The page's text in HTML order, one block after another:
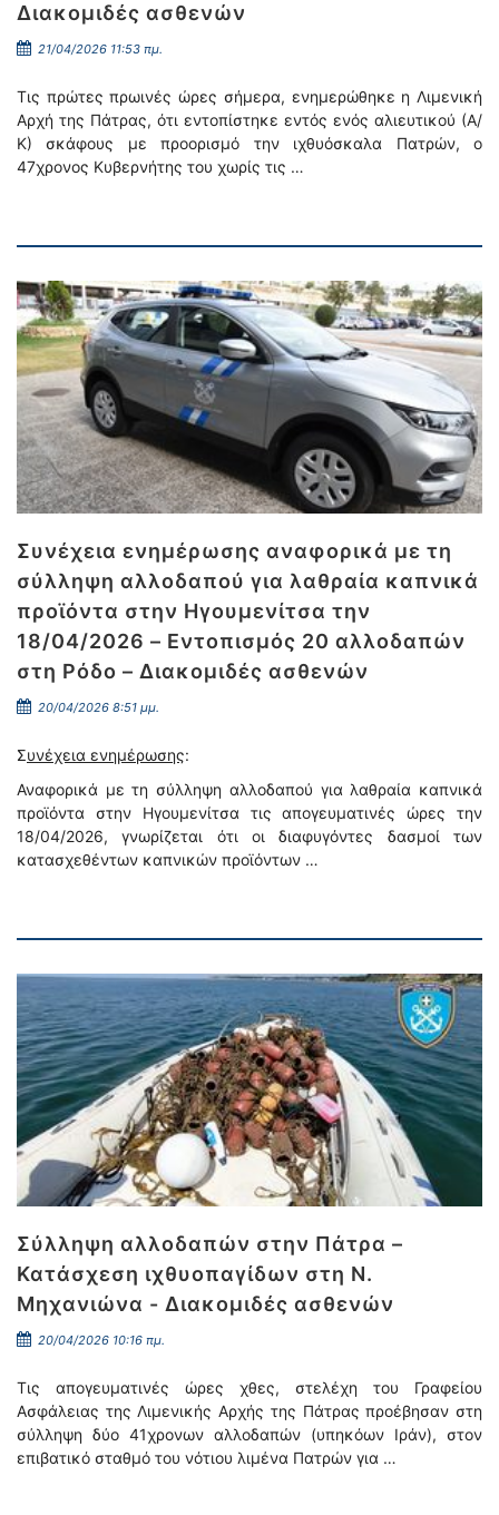
Διακομιδές ασθενών
21/04/2026 11:53 πμ.
Τις πρώτες πρωινές ώρες σήμερα, ενημερώθηκε η Λιμενική
Αρχή της Πάτρας, ότι εντοπίστηκε εντός ενός αλιευτικού (Α/
Κ) σκάφους με προορισμό την ιχθυόσκαλα Πατρών, ο
47χρονος Κυβερνήτης του χωρίς τις …
Συνέχεια ενημέρωσης αναφορικά με τη
σύλληψη αλλοδαπού για λαθραία καπνικά
προϊόντα στην Ηγουμενίτσα την
18/04/2026 – Εντοπισμός 20 αλλοδαπών
στη Ρόδο – Διακομιδές ασθενών
20/04/2026 8:51 μμ.
Συνέχεια ενημέρωσης:
Αναφορικά με τη σύλληψη αλλοδαπού για λαθραία καπνικά
προϊόντα στην Ηγουμενίτσα τις απογευματινές ώρες την
18/04/2026, γνωρίζεται ότι οι διαφυγόντες δασμοί των
κατασχεθέντων καπνικών προϊόντων …
Σύλληψη αλλοδαπών στην Πάτρα –
Κατάσχεση ιχθυοπαγίδων στη Ν.
Μηχανιώνα - Διακομιδές ασθενών
20/04/2026 10:16 πμ.
Τις απογευματινές ώρες χθες, στελέχη του Γραφείου
Ασφάλειας της Λιμενικής Αρχής της Πάτρας προέβησαν στη
σύλληψη δύο 41χρονων αλλοδαπών (υπηκόων Ιράν), στον
επιβατικό σταθμό του νότιου λιμένα Πατρών για …